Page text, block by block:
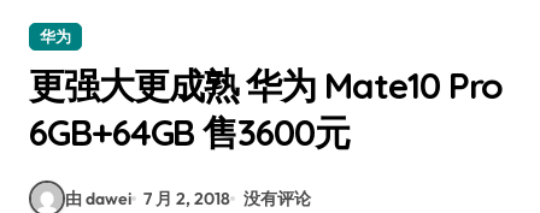
华为
更强大更成熟 华为 Mate10 Pro
6GB+64GB 售3600元
由 dawei 7 月 2, 2018 没有评论